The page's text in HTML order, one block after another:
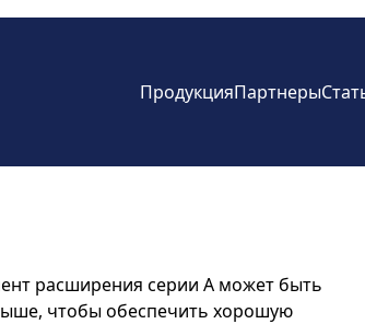
ПродукцияПартнеры
расширения серии A может быть
чтобы обеспечить хорошую